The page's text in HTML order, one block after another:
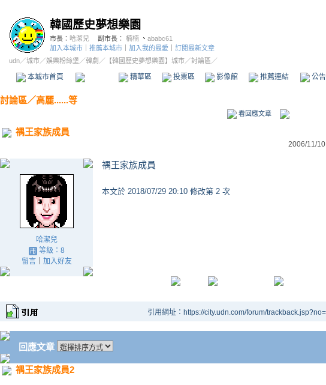
韓國歷史夢想樂園
市長： 哈潔兒 副市長： 楠楠 、 ababc61
加入本城市
推薦本城市 加入我的最愛
訂閱最新文章
udn／城市／娛樂粉絲堡 ／韓劇 ／ 【韓國歷史夢想樂園】城市／討論區／
本城市首頁 精華區 投票區 影像館 推薦連結 公
討論區／高麗......等
看回應文章
禑王家族成員
2006/11/
哈潔兒
等級：8
留言｜ 加入好友
禑王家族成員
本文於 2018/07/29 20:10 修改第 2 次
引用網址：https://city.udn.com/forum/
回應文章
禑王家族成員2